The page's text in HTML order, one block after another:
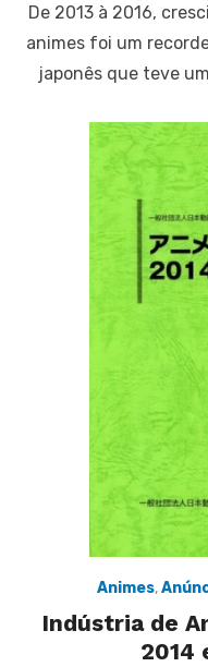
De 2013 à 2016,
animes foi um
japonês que teve
Animes,
Indústria de
2014